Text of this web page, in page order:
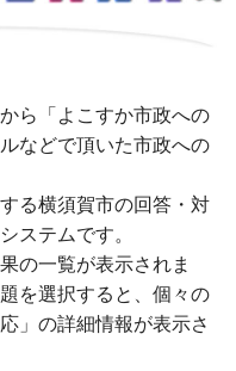
ら「よこすか市政への
などで頂いた市政への
る横須賀市の回答・対
ステムです。
の一覧が表示されま
を選択すると、個々の
」の詳細情報が表示さ